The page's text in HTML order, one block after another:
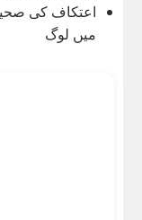
اعتکاف کی
میں لوگ